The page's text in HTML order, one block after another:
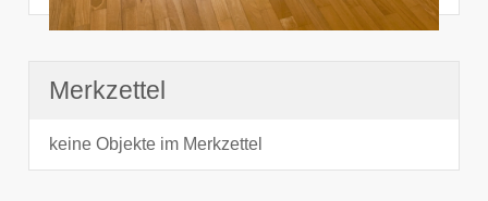
Merkzettel
keine Objekte im Merkzettel